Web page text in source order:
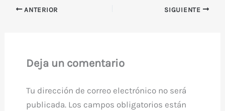
ANTERIOR SIGUIENTE
Deja un comentario
Tu dirección de correo electrónico no será
publicada. Los campos obligatorios están